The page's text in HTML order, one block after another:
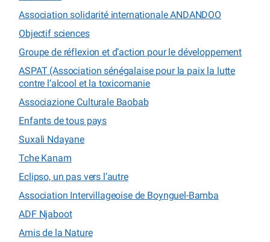
Association solidarité internationale ANDANDOO
Objectif sciences
Groupe de réflexion et d’action pour le développement
ASPAT (Association sénégalaise pour la paix la lutte
contre l’alcool et la toxicomanie
Associazione Culturale Baobab
Enfants de tous pays
Suxali Ndayane
Tche Kanam
Eclipso, un pas vers l’autre
Association Intervillageoise de Boynguel-Bamba
ADF Njaboot
Amis de la Nature